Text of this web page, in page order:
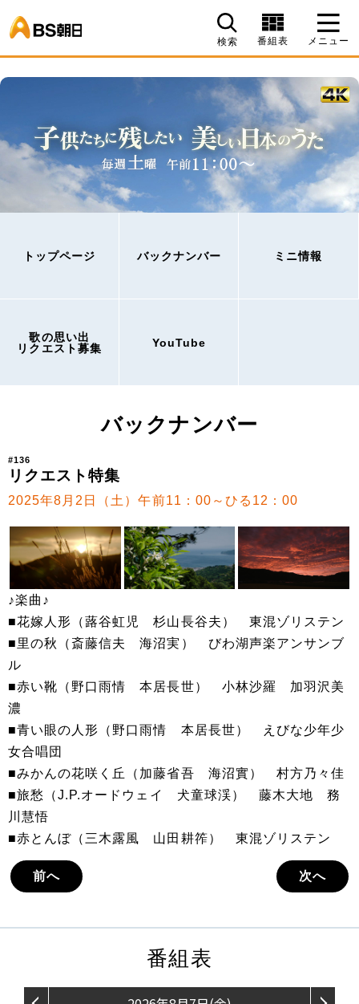
検索 番組表 メニュー
トップページ バックナンバー ミニ情報
歌の思い出
リクエスト募集
YouTube
バックナンバー
#136
リクエスト特集
2025年8月2日（土）午前11：00～ひる12：00
♪楽曲♪
■花嫁人形（蕗谷虹児 杉山長谷夫） 東混ゾリステン
■里の秋（斎藤信夫 海沼実） びわ湖声楽アンサンブ
ル
■赤い靴（野口雨情 本居長世） 小林沙羅 加羽沢美
濃
■青い眼の人形（野口雨情 本居長世） えびな少年少
女合唱団
■みかんの花咲く丘（加藤省吾 海沼實） 村方乃々佳
■旅愁（J.P.オードウェイ 犬童球渓） 藤木大地 務
川慧悟
■赤とんぼ（三木露風 山田耕筰） 東混ゾリステン
前へ 次へ
番組表